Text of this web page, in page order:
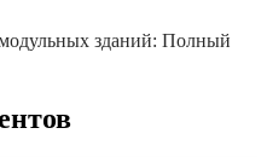
зданий: Полный